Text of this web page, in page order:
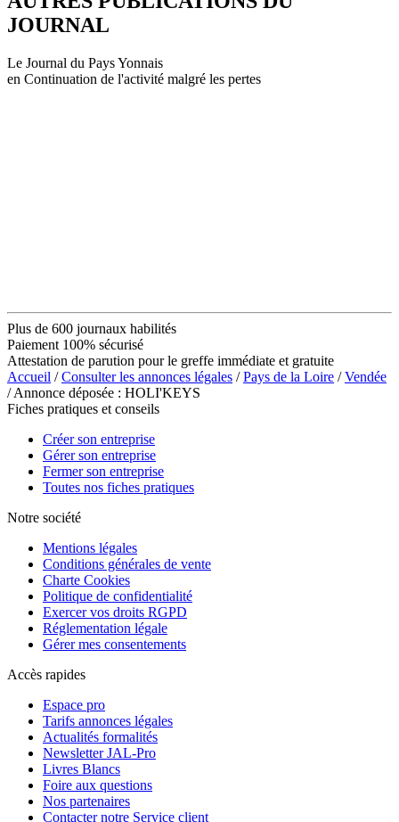
JOURNAL
Le Journal du Pays Yonnais
en Continuation de l'activité malgré les pertes
Plus de 600 journaux habilités
Paiement 100% sécurisé
Attestation de parution pour le greffe immédiate et gratuite
Accueil /Consulter les annonces légales /Pays de la Loire /Vendée
/ Annonce déposée : HOLI'KEYS
Fiches pratiques et conseils
Créer son entreprise
Gérer son entreprise
Fermer son entreprise
Toutes nos fiches pratiques
Notre société
Mentions légales
Conditions générales de vente
Charte Cookies
Politique de confidentialité
Exercer vos droits RGPD
Réglementation légale
Gérer mes consentements
Accès rapides
Espace pro
Tarifs annonces légales
Actualités formalités
Newsletter JAL-Pro
Livres Blancs
Foire aux questions
Nos partenaires
Contacter notre Service client